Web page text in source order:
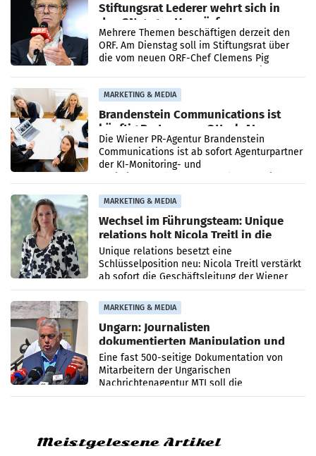
Stiftungsrat Lederer wehrt sich in
den SN gegen Vorwürfe
Mehrere Themen beschäftigen derzeit den
ORF. Am Dienstag soll im Stiftungsrat über
die vom neuen ORF-Chef Clemens Pig
MARKETING & MEDIA
Brandenstein Communications ist
künftig Partner von OtterlyAI
Die Wiener PR-Agentur Brandenstein
Communications ist ab sofort Agenturpartner
der KI-Monitoring- und
MARKETING & MEDIA
Wechsel im Führungsteam: Unique
relations holt Nicola Treitl in die
Geschäftsleitung
Unique relations besetzt eine
Schlüsselposition neu: Nicola Treitl verstärkt
ab sofort die Geschäftsleitung der Wiener
PR-Agentur an der Seite von Josef Kalina und
Anna Kalina-Mahr.
MARKETING & MEDIA
Ungarn: Journalisten
dokumentierten Manipulation und
Zensur
Eine fast 500-seitige Dokumentation von
Mitarbeitern der Ungarischen
Nachrichtenagentur MTI soll die
systematische Nachrichten-Manipulation und
Meistgelesene Artikel